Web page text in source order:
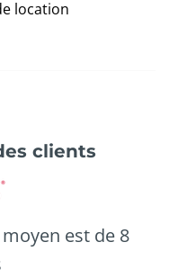
location
clients
est de 8